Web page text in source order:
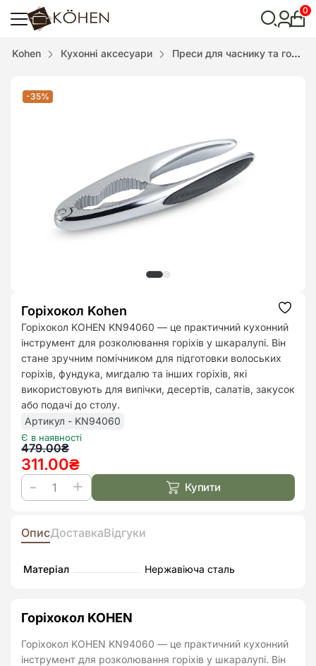
пошук
0
Kohen Кухонні аксесуари Преси для часнику та горіхоколи
-35%
Горіхокол Kohen
Горіхокол KOHEN KN94060 — це практичний кухонний
інструмент для розколювання горіхів у шкаралупі. Він
стане зручним помічником для підготовки волоських
горіхів, фундука, мигдалю та інших горіхів, які
використовують для випічки, десертів, салатів, закусок
або подачі до столу.
Артикул - KN94060
Є в наявності
479.00₴
Оригінальна
ціна:
479.00₴.
311.00₴
Поточна
ціна:
311.00₴.
Горіхокол
кількість
Купити
до
ОписДоставкаВідгуки
Матеріал Нержавіюча сталь
Горіхокол KOHEN
Горіхокол KOHEN KN94060 — це практичний кухонний
інструмент для розколювання горіхів у шкаралупі. Він